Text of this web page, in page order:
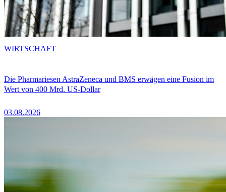
Die Pharmariesen AstraZeneca und BMS erwägen eine Fusion im
Wert von 400 Mrd. US-Dollar
03.08.2026
WIRTSCHAFT